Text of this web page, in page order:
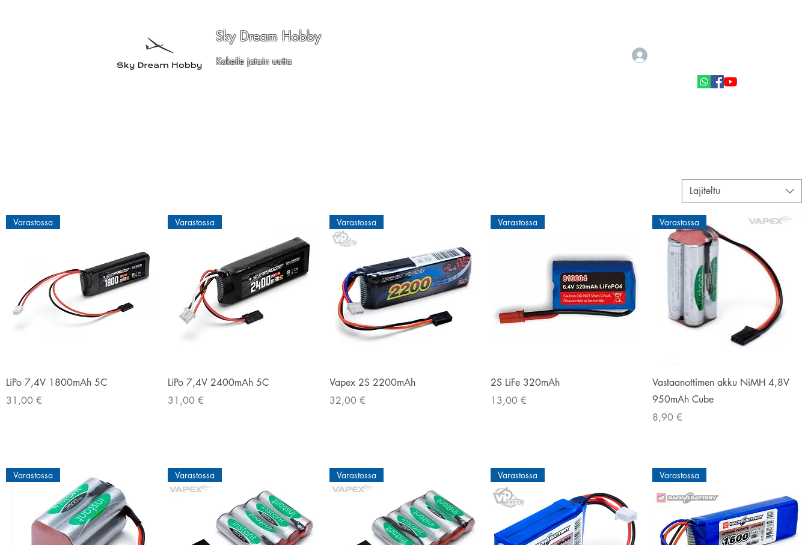
Sky Dream Hobby
Kokeile jotain uutta
Lajiteltu
Pikakatselu
Varastossa
LiPo 7,4V 1800mAh 5C
Hinta
31,00 €
Pikakatselu
Varastossa
LiPo 7,4V 2400mAh 5C
Hinta
31,00 €
Pikakatselu
Varastossa
Vapex 2S 2200mAh
Hinta
32,00 €
Pikakatselu
Varastossa
2S LiFe 320mAh
Hinta
13,00 €
Pikakatselu
Varastossa
Vastaanottimen akku NiMH 4,8V
950mAh Cube
Hinta
8,90 €
Varastossa Varastossa Varastossa Varastossa Varastossa